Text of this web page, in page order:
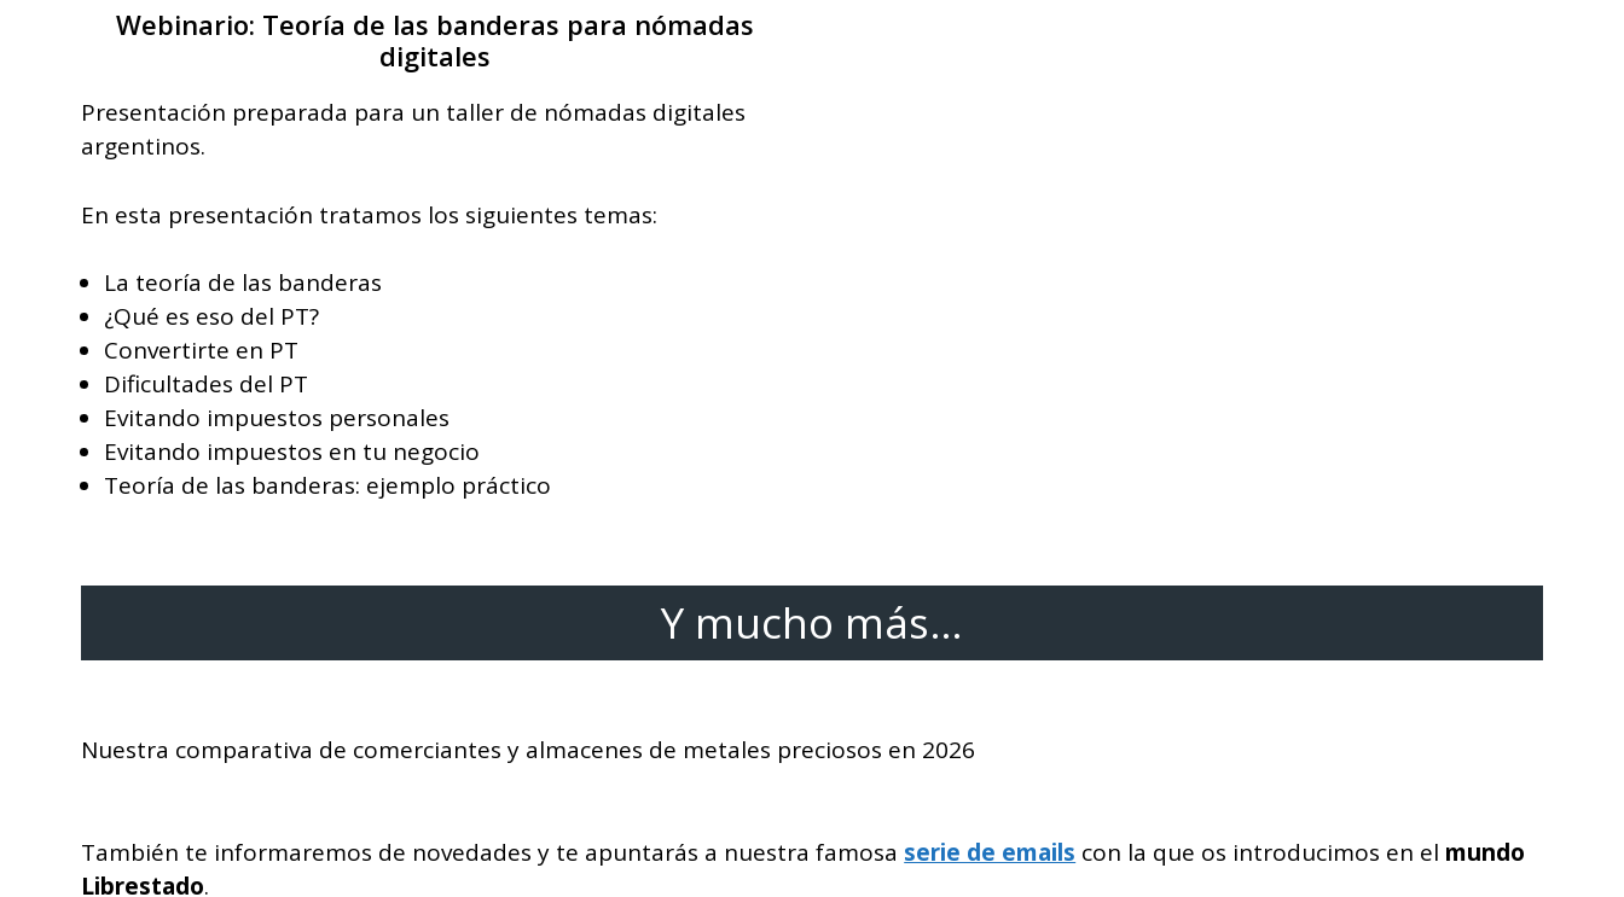
Webinario: Teoría de las banderas para nómadas
digitales
Presentación preparada para un taller de nómadas digitales
argentinos.
En esta presentación tratamos los siguientes temas:
La teoría de las banderas
¿Qué es eso del PT?
Convertirte en PT
Dificultades del PT
Evitando impuestos personales
Evitando impuestos en tu negocio
Teoría de las banderas: ejemplo práctico
Y mucho más…
Nuestra comparativa de comerciantes y almacenes de metales preciosos en 2026
También te informaremos de novedades y te apuntarás a nuestra famosa serie de emails con la que os introducimos en el mundo
Librestado.